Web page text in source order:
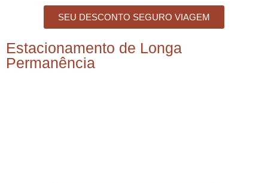
SEU DESCONTO SEGURO VIAGEM
Estacionamento de Longa
Permanência